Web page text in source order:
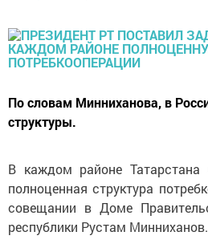
По словам Минниханова, в
структуры.
В каждом районе
полноценная структура
совещании в Доме
республики Рустам Минниханов.